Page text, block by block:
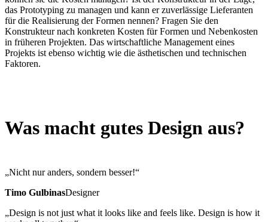
das Prototyping zu managen und kann er zuverlässige Lieferanten
für die Realisierung der Formen nennen? Fragen Sie den
Konstrukteur nach konkreten Kosten für Formen und Nebenkosten
in früheren Projekten. Das wirtschaftliche Management eines
Projekts ist ebenso wichtig wie die ästhetischen und technischen
Faktoren.
Was macht gutes Design aus?
„Nicht nur anders, sondern besser!“
Timo GulbinasDesigner
„Design is not just what it looks like and feels like. Design is how it